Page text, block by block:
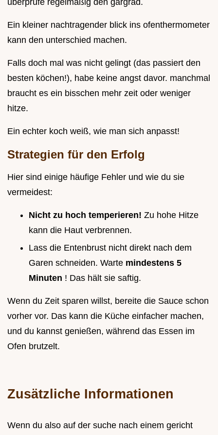
Ein kleiner nachtragender blick ins ofenthermometer
kann den unterschied machen.
Falls doch mal was nicht gelingt (das passiert den
besten köchen!), habe keine angst davor. manchmal
braucht es ein bisschen mehr zeit oder weniger
hitze.
Ein echter koch weiß, wie man sich anpasst!
Strategien für den Erfolg
Hier sind einige häufige Fehler und wie du sie
vermeidest:
Nicht zu hoch temperieren! Zu hohe Hitze
kann die Haut verbrennen.
Lass die Entenbrust nicht direkt nach dem
Garen schneiden. Warte mindestens 5
Minuten ! Das hält sie saftig.
Wenn du Zeit sparen willst, bereite die Sauce schon
vorher vor. Das kann die Küche einfacher machen,
und du kannst genießen, während das Essen im
Ofen brutzelt.
Zusätzliche Informationen
Wenn du also auf der suche nach einem gericht